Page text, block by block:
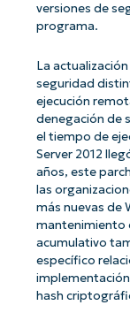
versiones de
programa.
La
seguridad
ejecución
denegación de
el tiempo de
Server 2012
años, este
las
más nuevas de
mantenimiento
acumulativo
específico
hash